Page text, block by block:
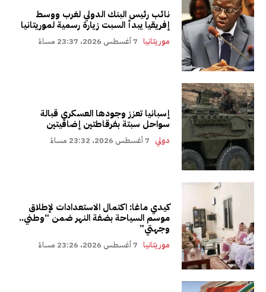
نائب رئيس البنك الدولي لغرب ووسط
إفريقيا يبدأ السبت زيارة رسمية لموريتانيا
موريتانيا 7 أغسطس 2026، 23:37 مساءً
إسبانيا تعزز وجودها العسكري قبالة
سواحل سبتة بفرقاطتين إضافيتين
دولي 7 أغسطس 2026، 23:32 مساءً
كيدي ماغا: اكتمال الاستعدادات لإطلاق
موسم السياحة بضفة النهر ضمن “وطني..
وجهتي”
موريتانيا 7 أغسطس 2026، 23:26 مساءً